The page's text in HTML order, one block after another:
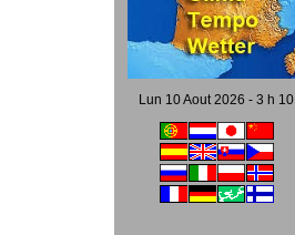
Lun 10 Aout 2026 - 3 h 10